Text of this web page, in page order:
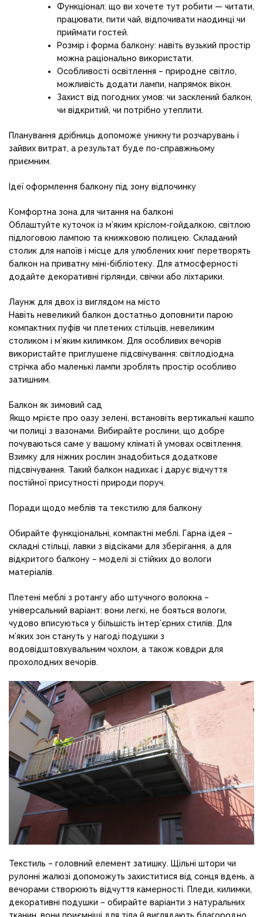
Функціонал: що ви хочете тут робити — читати,
працювати, пити чай, відпочивати наодинці чи
приймати гостей.
Розмір і форма балкону: навіть вузький простір
можна раціонально використати.
Особливості освітлення – природне світло,
можливість додати лампи, напрямок вікон.
Захист від погодних умов: чи засклений балкон,
чи відкритий, чи потрібно утеплити.
Планування дрібниць допоможе уникнути розчарувань і
зайвих витрат, а результат буде по-справжньому
приємним.
Ідеї оформлення балкону під зону відпочинку
Комфортна зона для читання на балконі
Облаштуйте куточок із м’яким кріслом-гойдалкою, світлою
підлоговою лампою та книжковою полицею. Складаний
столик для напоїв і місце для улюблених книг перетворять
балкон на приватну міні-бібліотеку. Для атмосферності
додайте декоративні гірлянди, свічки або ліхтарики.
Лаунж для двох із виглядом на місто
Навіть невеликий балкон достатньо доповнити парою
компактних пуфів чи плетених стільців, невеликим
столиком і м’яким килимком. Для особливих вечорів
використайте приглушене підсвічування: світлодіодна
стрічка або маленькі лампи зроблять простір особливо
затишним.
Балкон як зимовий сад
Якщо мрієте про оазу зелені, встановіть вертикальні кашпо
чи полиці з вазонами. Вибирайте рослини, що добре
почуваються саме у вашому кліматі й умовах освітлення.
Взимку для ніжних рослин знадобиться додаткове
підсвічування. Такий балкон надихає і дарує відчуття
постійної присутності природи поруч.
Поради щодо меблів та текстилю для балкону
Обирайте функціональні, компактні меблі. Гарна ідея –
складні стільці, лавки з відсіками для зберігання, а для
відкритого балкону – моделі зі стійких до вологи
матеріалів.
Плетені меблі з ротангу або штучного волокна –
універсальний варіант: вони легкі, не бояться вологи,
чудово вписуються у більшість інтер’єрних стилів. Для
м’яких зон стануть у нагоді подушки з
водовідштовхувальним чохлом, а також ковдри для
прохолодних вечорів.
Текстиль – головний елемент затишку. Щільні штори чи
рулонні жалюзі допоможуть захиститися від сонця вдень, а
вечорами створюють відчуття камерності. Пледи, килимки,
декоративні подушки – обирайте варіанти з натуральних